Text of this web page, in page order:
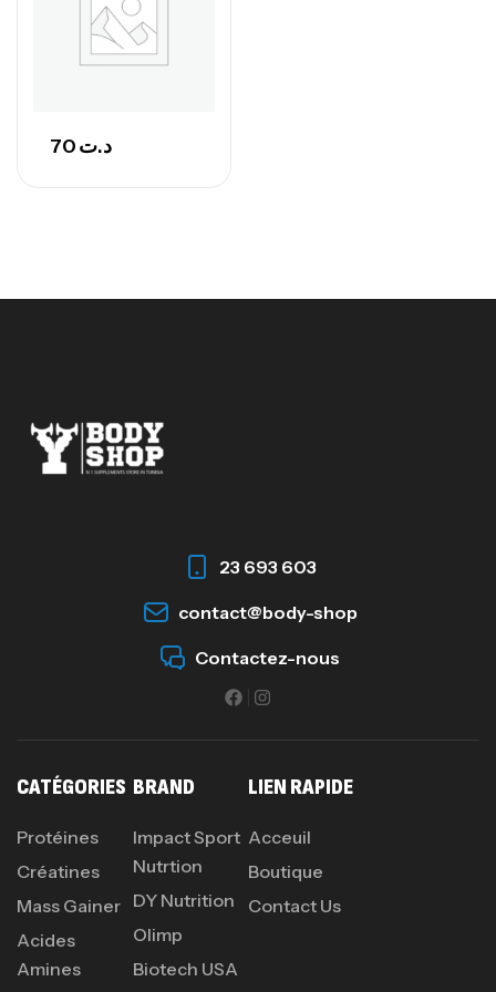
د.ت
23 693 603
contact@body-shop
Contactez-nous
CATÉGORIES
Protéines
Créatines
Mass Gainer
Acides
Amines
BRAND
Impact Sport
Nutrtion
DY Nutrition
Olimp
Biotech USA
LIEN RAPIDE
Acceuil
Boutique
Contact Us